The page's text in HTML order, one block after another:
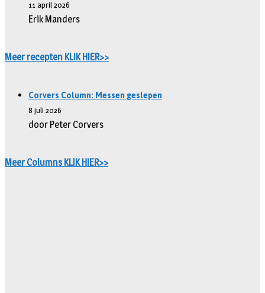
11 april 2026
Erik Manders
Meer recepten KLIK HIER>>
Corvers Column: Messen geslepen
8 juli 2026
door Peter Corvers
Meer Columns KLIK HIER>>